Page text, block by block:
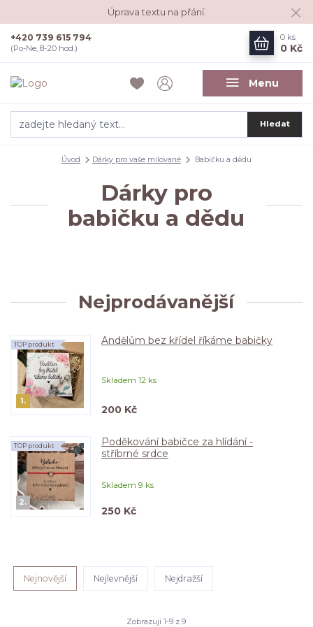
Úprava textu na přání.
Menu
Hledat
+420 739 615 794
(Po-Ne, 8-20 hod.)
0 ks
0 Kč
Úvod Dárky pro vaše milované Babičku a dědu
Dárky pro
babičku a dědu
Nejprodávanější
1.
Andělům bez křídel říkáme babičky
Skladem 12 ks
TOP produkt
200 Kč
2.
Poděkování babičce za hlídání -
stříbrné srdce
Skladem 9 ks
TOP produkt
250 Kč
Nejnovější Nejlevnější Nejdražší
Zobrazuji 1-9 z 9